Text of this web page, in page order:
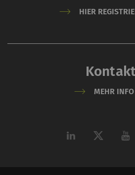
HIER
MEHR INFO